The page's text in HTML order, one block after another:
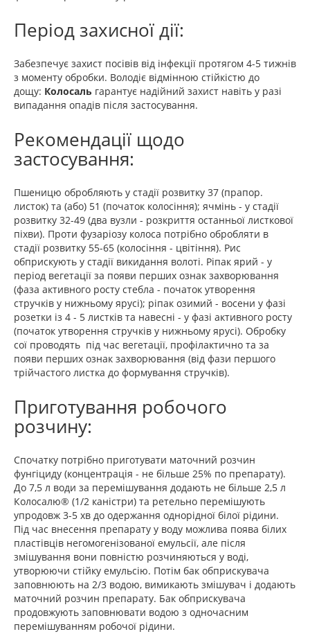
Період захисної дії:
Забезпечує захист посівів від інфекції протягом 4-5 тижнів
з моменту обробки. Володіє відмінною стійкістю до
дощу: Колосаль гарантує надійний захист навіть у разі
випадання опадів після застосування.
Рекомендації щодо
застосування:
Пшеницю обробляють у стадії розвитку 37 (прапор.
листок) та (або) 51 (початок колосіння); ячмінь - у стадії
розвитку 32-49 (два вузли - розкриття останньої листкової
піхви). Проти фузаріозу колоса потрібно обробляти в
стадії розвитку 55-65 (колосіння - цвітіння). Рис
обприскують у стадії викидання волоті. Ріпак ярий - у
період вегетації за появи перших ознак захворювання
(фаза активного росту стебла - початок утворення
стручків у нижньому ярусі); ріпак озимий - восени у фазі
розетки із 4 - 5 листків та навесні - у фазі активного росту
(початок утворення стручків у нижньому ярусі). Обробку
сої проводять під час вегетації, профілактично та за
появи перших ознак захворювання (від фази першого
трійчастого листка до формування стручків).
Приготування робочого
розчину:
Спочатку потрібно приготувати маточний розчин
фунгіциду (концентрація - не більше 25% по препарату).
До 7,5 л води за перемішування додають не більше 2,5 л
Колосалю® (1/2 каністри) та ретельно перемішують
упродовж 3-5 хв до одержання однорідної білої рідини.
Під час внесення препарату у воду можлива поява білих
пластівців негомогенізованої емульсії, але після
змішування вони повністю розчиняються у воді,
утворюючи стійку емульсію. Потім бак обприскувача
заповнюють на 2/3 водою, вимикають змішувач і додають
маточний розчин препарату. Бак обприскувача
продовжують заповнювати водою з одночасним
перемішуванням робочої рідини.